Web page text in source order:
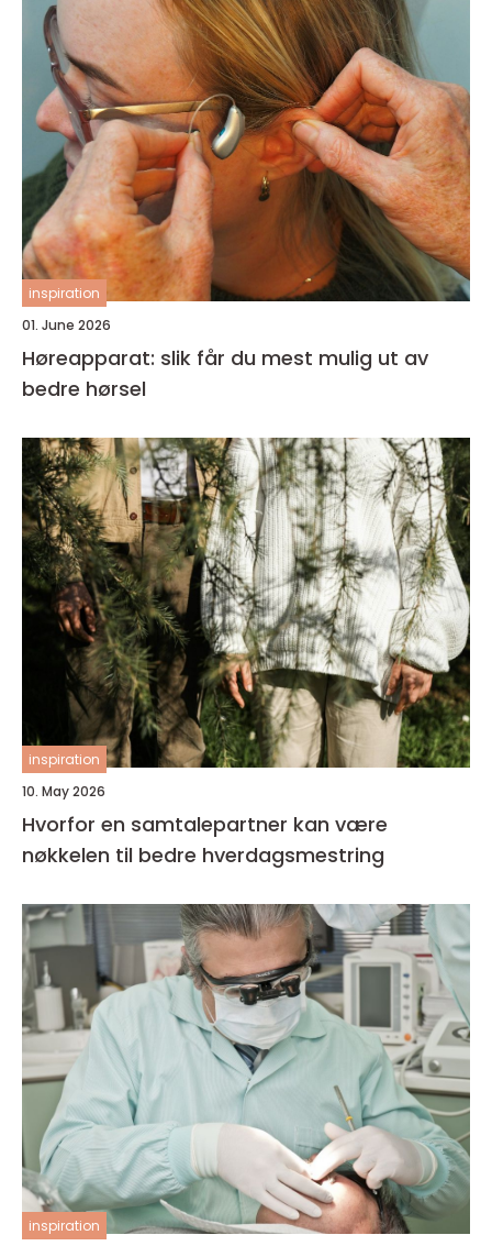
inspiration
01. June 2026
Høreapparat: slik får du mest mulig ut av
bedre hørsel
inspiration
10. May 2026
Hvorfor en samtalepartner kan være
nøkkelen til bedre hverdagsmestring
inspiration